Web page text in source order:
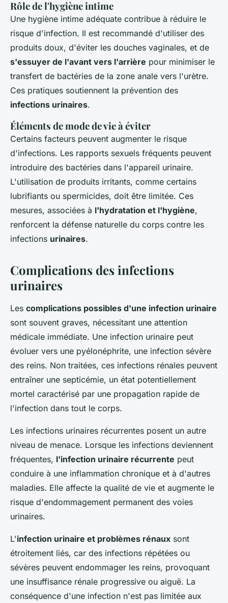
Rôle de l'hygiène intime
Une hygiène intime adéquate contribue à réduire le
risque d'infection. Il est recommandé d'utiliser des
produits doux, d'éviter les douches vaginales, et de
s'essuyer de l'avant vers l'arrière pour minimiser le
transfert de bactéries de la zone anale vers l'urètre.
Ces pratiques soutiennent la prévention des
infections urinaires.
Éléments de mode de vie à éviter
Certains facteurs peuvent augmenter le risque
d'infections. Les rapports sexuels fréquents peuvent
introduire des bactéries dans l'appareil urinaire.
L'utilisation de produits irritants, comme certains
lubrifiants ou spermicides, doit être limitée. Ces
mesures, associées à l'hydratation et l'hygiène,
renforcent la défense naturelle du corps contre les
infections urinaires.
Complications des infections
urinaires
Les complications possibles d'une infection urinaire
sont souvent graves, nécessitant une attention
médicale immédiate. Une infection urinaire peut
évoluer vers une pyélonéphrite, une infection sévère
des reins. Non traitées, ces infections rénales peuvent
entraîner une septicémie, un état potentiellement
mortel caractérisé par une propagation rapide de
l'infection dans tout le corps.
Les infections urinaires récurrentes posent un autre
niveau de menace. Lorsque les infections deviennent
fréquentes, l'infection urinaire récurrente peut
conduire à une inflammation chronique et à d'autres
maladies. Elle affecte la qualité de vie et augmente le
risque d'endommagement permanent des voies
urinaires.
L'infection urinaire et problèmes rénaux sont
étroitement liés, car des infections répétées ou
sévères peuvent endommager les reins, provoquant
une insuffisance rénale progressive ou aiguë. La
conséquence d'une infection n'est pas limitée aux